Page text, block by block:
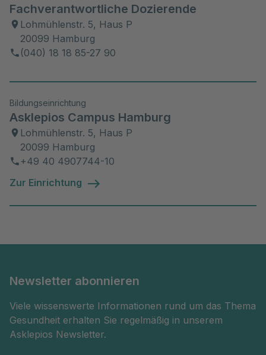
Fachverantwortliche Dozierende
Lohmühlenstr. 5, Haus P
20099 Hamburg
(040) 18 18 85-27 90
Bildungseinrichtung
Asklepios Campus Hamburg
Lohmühlenstr. 5, Haus P
20099 Hamburg
+49 40 4907744-10
Zur Einrichtung
Newsletter abonnieren
Viele wissenswerte Informationen rund um das Thema
Gesundheit erhalten Sie regelmäßig in unserem
Asklepios Newsletter.